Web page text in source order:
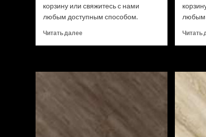
корзину или свяжитесь с нами
любым доступным способом.
Читать далееПрочитать
Royce
Дуб
любым
Читать